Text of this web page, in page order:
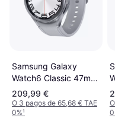
Samsung Galaxy
Watch6 Classic 47mm
BT
209,99 €
O 3 pagos de 65,68 € TAE
0%¹